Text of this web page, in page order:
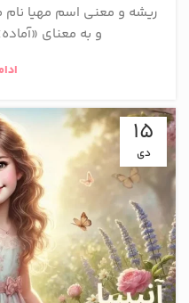
ریشه و معنی اسم مهیا نام
و به معنای
15
دی